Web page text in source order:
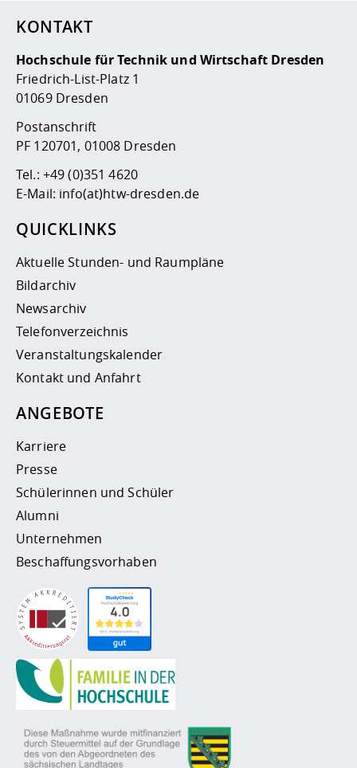
KONTAKT
Hochschule für Technik und Wirtschaft Dresden
Friedrich-List-Platz 1
01069 Dresden
Postanschrift
PF 120701, 01008 Dresden
Tel.: +49 (0)351 4620
E-Mail: info(at)htw-dresden.de
QUICKLINKS
Aktuelle Stunden- und Raumpläne
Bildarchiv
Newsarchiv
Telefonverzeichnis
Veranstaltungskalender
Kontakt und Anfahrt
ANGEBOTE
Karriere
Presse
Schülerinnen und Schüler
Alumni
Unternehmen
Beschaffungsvorhaben